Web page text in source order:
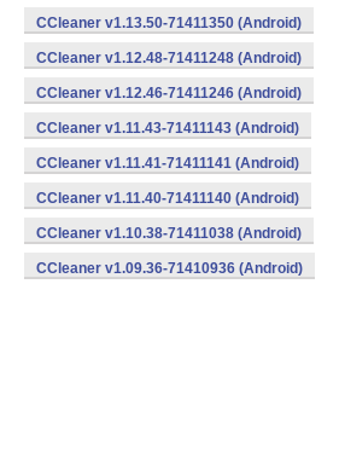
CCleaner v1.13.50-71411350 (Android)
CCleaner v1.12.48-71411248 (Android)
CCleaner v1.12.46-71411246 (Android)
CCleaner v1.11.43-71411143 (Android)
CCleaner v1.11.41-71411141 (Android)
CCleaner v1.11.40-71411140 (Android)
CCleaner v1.10.38-71411038 (Android)
CCleaner v1.09.36-71410936 (Android)